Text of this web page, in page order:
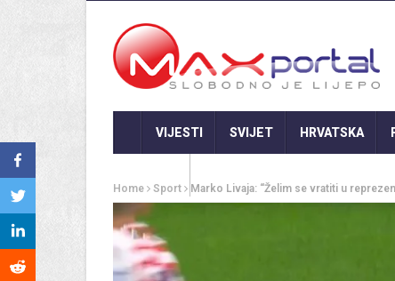
VIJESTI SVIJET HRVATSKA
Home Sport Marko Livaja: “Želim se vratiti u